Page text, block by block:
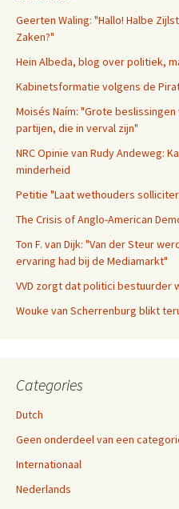
Geerten Waling: "Hallo! Halbe
Zaken?"
Hein Albeda, blog over politiek,
Kabinetsformatie volgens de
Moisés Naím: "Grote
partijen, die in verval zijn"
NRC Opinie van Rudy Andeweg:
minderheid
Petitie "Laat wethouders
The Crisis of Anglo-American
Ton F. van Dijk: "Van der Steur
ervaring had bij de Mediamarkt"
VVD zorgt dat politici bestuurder
Wouke van Scherrenburg blikt
Categories
Dutch
Geen onderdeel van een
Internationaal
Nederlands